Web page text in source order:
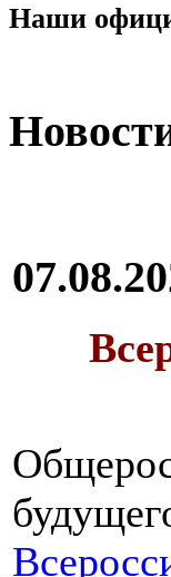
Наши